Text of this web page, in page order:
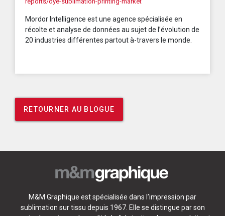
Mordor Intelligence est une agence spécialisée en
récolte et analyse de données au sujet de l’évolution de
20 industries différentes partout à-travers le monde.
RETOURNER AU BLOGUE
M&M Graphique est spécialisée dans l’impression par
sublimation sur tissu depuis 1967. Elle se distingue par son